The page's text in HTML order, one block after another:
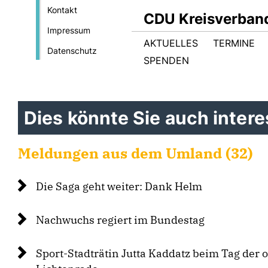
Kontakt
Impressum
Datenschutz
CDU
AKTUELLES TERMINE
SPENDEN
Dies könnte Sie auch
Meldungen aus dem Umland (32)
Die Saga geht weiter: Dank Helm
Nachwuchs regiert im Bundestag
Sport-Stadträtin Jutta Kaddatz beim Tag der